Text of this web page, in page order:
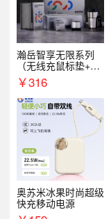
瀚岳智享无限系列
（无线充鼠标垫+飞
利浦音响+乐扣咖啡
杯）
￥316
奥苏米冰果时尚超级
快充移动电源